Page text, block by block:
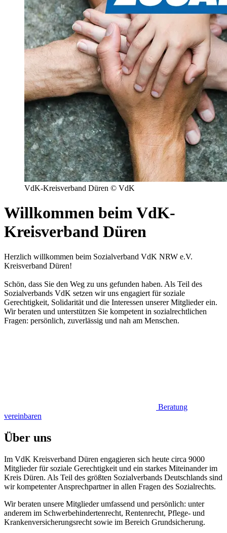
VdK-Kreisverband Düren © VdK
Willkommen beim VdK-
Kreisverband Düren
Herzlich willkommen beim Sozialverband VdK NRW e.V.
Kreisverband Düren!
Schön, dass Sie den Weg zu uns gefunden haben. Als Teil des
Sozialverbands VdK setzen wir uns engagiert für soziale
Gerechtigkeit, Solidarität und die Interessen unserer Mitglieder ein.
Wir beraten und unterstützen Sie kompetent in sozialrechtlichen
Fragen: persönlich, zuverlässig und nah am Menschen.
Beratung
vereinbaren
Über uns
Im VdK Kreisverband Düren engagieren sich heute circa 9000
Mitglieder für soziale Gerechtigkeit und ein starkes Miteinander im
Kreis Düren. Als Teil des größten Sozialverbands Deutschlands sind
wir kompetenter Ansprechpartner in allen Fragen des Sozialrechts.
Wir beraten unsere Mitglieder umfassend und persönlich: unter
anderem im Schwerbehindertenrecht, Rentenrecht, Pflege- und
Krankenversicherungsrecht sowie im Bereich Grundsicherung.